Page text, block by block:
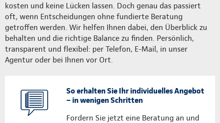
kosten und keine Lücken lassen. Doch genau das passiert
oft, wenn Entscheidungen ohne fundierte Beratung
getroffen werden. Wir helfen Ihnen dabei, den Überblick zu
behalten und die richtige Balance zu finden. Persönlich,
transparent und flexibel: per Telefon, E-Mail, in unser
Agentur oder bei Ihnen vor Ort.
So erhalten Sie Ihr individuelles Angebot
– in wenigen Schritten
Fordern Sie jetzt eine Beratung an und